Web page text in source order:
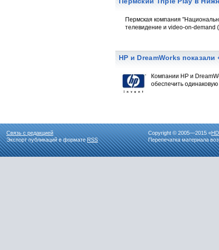
Пермская компания
телевидение и video-on-demand
HP и DreamWorks
Компании HP и
обеспечить
Связь с редакцией
Экспорт публикаций в форматеRSS
Copyright © 2005—2015 «
Перепечатка материала